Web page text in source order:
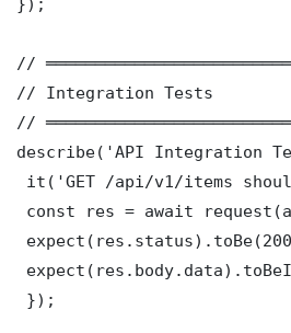
});
//
// Integration Tests
//
describe('API Integration
it('GET /api/v1/items
const res = await
});